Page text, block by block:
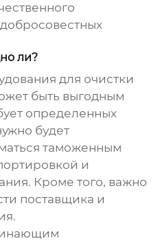
ли?
для очистки
быть выгодным
определенных
будет
таможенным
и
Кроме того, важно
поставщика и